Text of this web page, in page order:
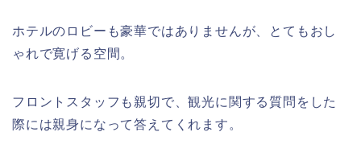
ホテルのロビーも豪華ではありませんが、とてもおし
ゃれで寛げる空間。
フロントスタッフも親切で、観光に関する質問をした
際には親身になって答えてくれます。